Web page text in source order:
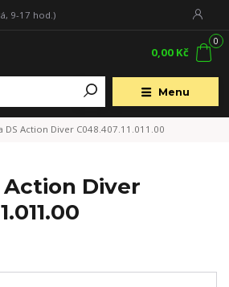
Menu
9-17 hod.)
0
0,00 Kč
DS Action Diver C048.407.11.011.00
Action Diver